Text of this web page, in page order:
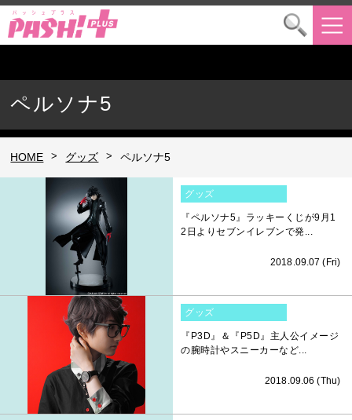
ペルソナ5
HOME > グッズ > ペルソナ5
グッズ
『ペルソナ5』ラッキーくじが9月1
2日よりセブンイレブンで発...
2018.09.07 (Fri)
グッズ
『P3D』＆『P5D』主人公イメージ
の腕時計やスニーカーなど...
2018.09.06 (Thu)